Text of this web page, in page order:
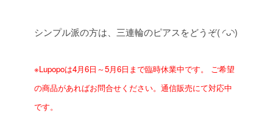
シンプル派の方は、三連輪のピアスをどうぞ( ◜ᴗ◝)
※Lupopoは4月6日～5月6日まで臨時休業中です。
ご希望
の商品があればお問合せください。通信販売にて対応中
です。